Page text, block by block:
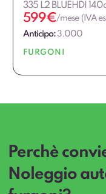
335 L2 BLUEHDI
599€/mese (IVA
Anticipo:3.000
FURGONI
Perchè
Noleggio